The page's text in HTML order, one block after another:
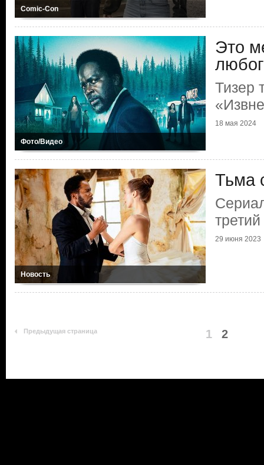
Comic-Con
Фото/Видео
Это
Тизер
18 мая 2024
Новость
Тьма
29 июня 2023
Предыдущая страница 1 2